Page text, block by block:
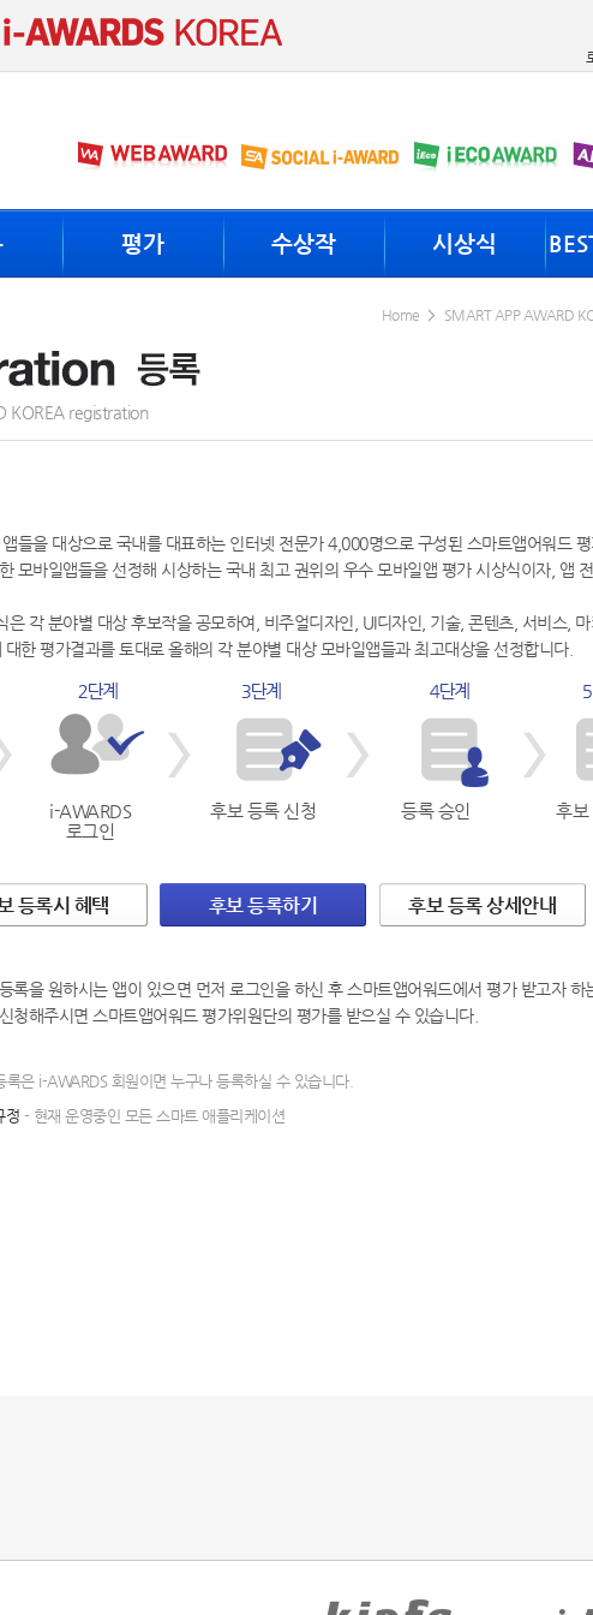
평가 수상작 시상식
KOREA registration
Home SMART APP AWARD
들을 대상으로 국내를 대표하는 인터넷 전문가 4,000명으로 구성된 스마트앱어워드 평
모바일앱들을 선정해 시상하는 국내 최고 권위의 우수 모바일앱 평가 시상식이자, 앱
은 각 분야별 대상 후보작을 공모하여, 비주얼디자인, UI디자인, 기술, 콘텐츠, 서비스,
한 평가결과를 토대로 올해의 각 분야별 대상 모바일앱들과 최고대상을 선정합니다.
i-AWARDS
로그인
후보 등록 신청 등록 승인 후보
등록시 혜택 후보 등록하기 후보 등록 상세안내
록을 원하시는 앱이 있으면 먼저 로그인을 하신 후 스마트앱어워드에서 평가 받고자 하
청해주시면 스마트앱어워드 평가위원단의 평가를 받으실 수 있습니다.
은 i-AWARDS 회원이면 누구나 등록하실 수 있습니다.
정 - 현재 운영중인 모든 스마트 애플리케이션